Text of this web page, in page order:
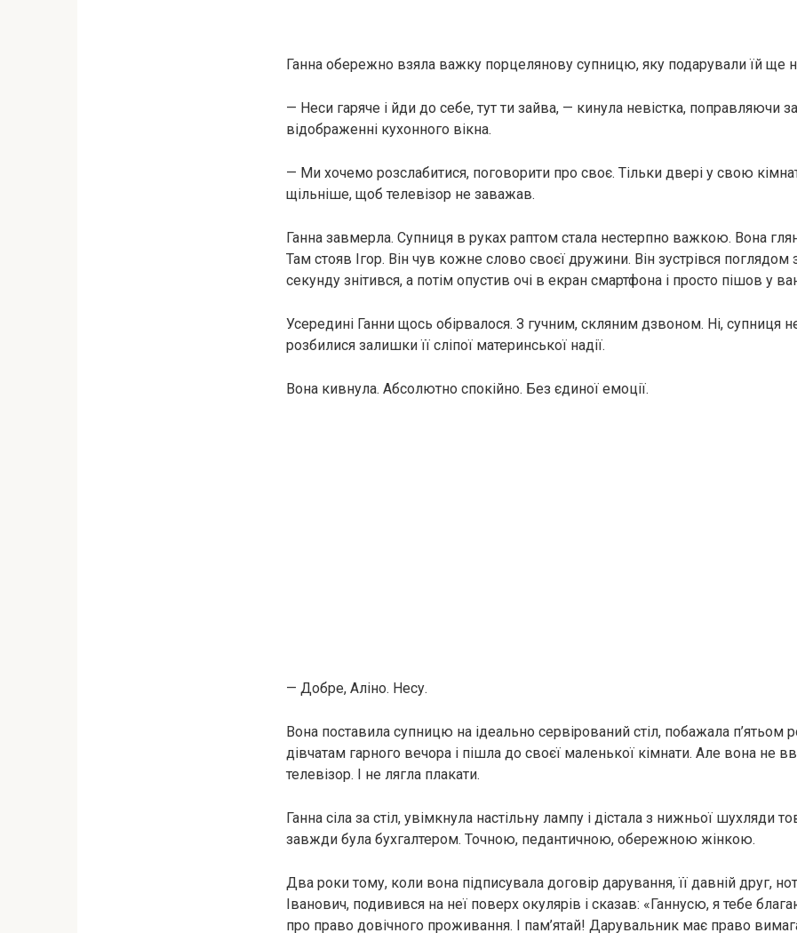
Ганна обережно взяла важку порцелянову супницю, яку подарували їй ще
— Неси гаряче і йди до себе, тут ти зайва, — кинула невістка, поправляючи
відображенні кухонного вікна.
— Ми хочемо розслабитися, поговорити про своє. Тільки двері у свою
щільніше, щоб телевізор не заважав.
Ганна завмерла. Супниця в руках раптом стала нестерпно важкою. Вона
Там стояв Ігор. Він чув кожне слово своєї дружини. Він зустрівся поглядом
секунду знітився, а потім опустив очі в екран смартфона і просто пішов у
Усередині Ганни щось обірвалося. З гучним, скляним дзвоном. Ні, супниця
розбилися залишки її сліпої материнської надії.
Вона кивнула. Абсолютно спокійно. Без єдиної емоції.
— Добре, Аліно. Несу.
Вона поставила супницю на ідеально сервірований стіл, побажала п’ятьом
дівчатам гарного вечора і пішла до своєї маленької кімнати. Але вона не
телевізор. І не лягла плакати.
Ганна сіла за стіл, увімкнула настільну лампу і дістала з нижньої шухляди
завжди була бухгалтером. Точною, педантичною, обережною жінкою.
Два роки тому, коли вона підписувала договір дарування, її давній друг,
Іванович, подивився на неї поверх окулярів і сказав: «Ганнусю, я тебе
про право довічного проживання. І пам’ятай! Дарувальник має право